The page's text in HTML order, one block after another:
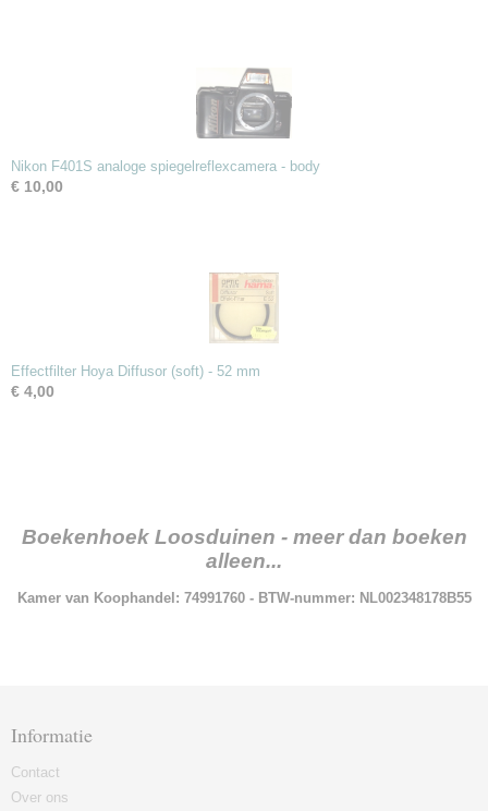
Nikon F401S analoge spiegelreflexcamera - body
€ 10,00
Effectfilter Hoya Diffusor (soft) - 52 mm
€ 4,00
Boekenhoek Loosduinen - meer dan boeken
alleen...
Kamer van Koophandel: 74991760 - BTW-nummer: NL002348178B55
Informatie
Contact
Over ons